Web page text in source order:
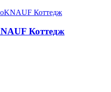
Коттедж